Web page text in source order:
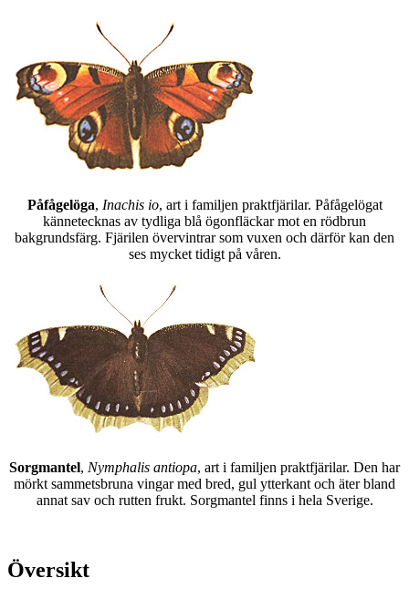
Påfågelöga, Inachis io, art i familjen praktfjärilar. Påfågelögat
kännetecknas av tydliga blå ögonfläckar mot en rödbrun
bakgrundsfärg. Fjärilen övervintrar som vuxen och därför kan den
ses mycket tidigt på våren.
Sorgmantel, Nymphalis antiopa, art i familjen praktfjärilar. Den har
mörkt sammetsbruna vingar med bred, gul ytterkant och äter bland
annat sav och rutten frukt. Sorgmantel finns i hela Sverige.
Översikt